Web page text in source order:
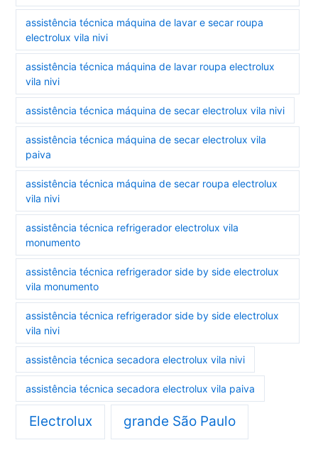
assistência técnica máquina de lavar e secar roupa
electrolux vila nivi
assistência técnica máquina de lavar roupa electrolux
vila nivi
assistência técnica máquina de secar electrolux vila nivi
assistência técnica máquina de secar electrolux vila
paiva
assistência técnica máquina de secar roupa electrolux
vila nivi
assistência técnica refrigerador electrolux vila
monumento
assistência técnica refrigerador side by side electrolux
vila monumento
assistência técnica refrigerador side by side electrolux
vila nivi
assistência técnica secadora electrolux vila nivi
assistência técnica secadora electrolux vila paiva
Electrolux grande São Paulo